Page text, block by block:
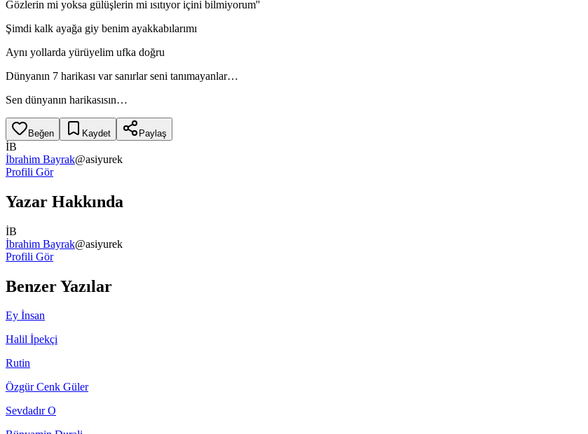
Gözlerin mi yoksa gülüşlerin mi ısıtıyor içini bilmiyorum''
Şimdi kalk ayağa giy benim ayakkabılarımı
Aynı yollarda yürüyelim ufka doğru
Dünyanın 7 harikası var sanırlar seni tanımayanlar…
Sen dünyanın harikasısın…
Beğen Kaydet Paylaş
İB
İbrahim Bayrak@asiyurek
Profili Gör
Yazar Hakkında
İB
İbrahim Bayrak@asiyurek
Profili Gör
Benzer Yazılar
Ey İnsan
Halil İpekçi
Rutin
Özgür Cenk Güler
Sevdadır O